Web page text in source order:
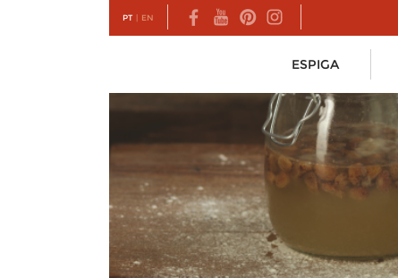
PT | EN
ESPIGA